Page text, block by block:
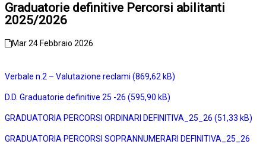
Graduatorie definitive Percorsi abilitanti
2025/2026
Mar 24 Febbraio 2026
Verbale n.2 – Valutazione reclami
D.D. Graduatorie definitive 25 -26
GRADUATORIA PERCORSI ORDINARI DEFINITIVA_25_26
GRADUATORIA PERCORSI SOPRANNUMERARI DEFINITIVA_25_26